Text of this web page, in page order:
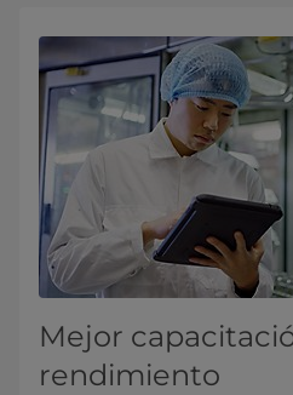
Mejor
rendimiento